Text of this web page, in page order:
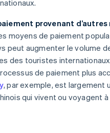
provenant d’autres
moyens de paiement
peut augmenter le volume
des touristes
de paiement plus
, par exemple, est largement
qui vivent ou voyagent à